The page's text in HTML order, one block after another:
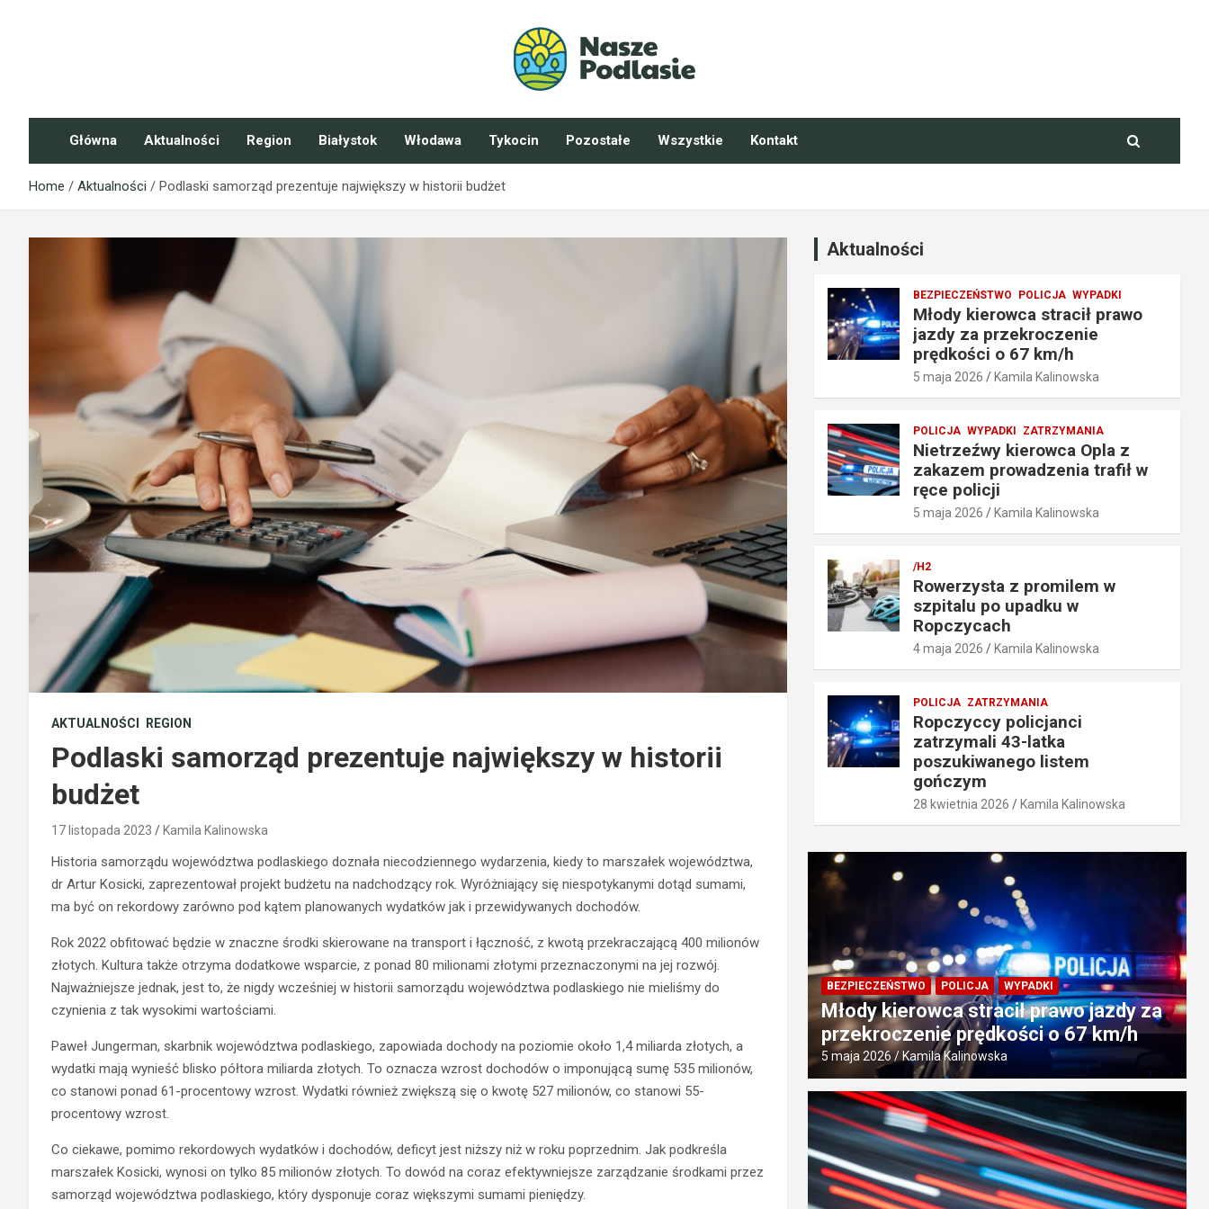
NaszePodlasie.pl
Główna Aktualności Region Białystok Włodawa Tykocin Pozostałe Wszystkie Kontakt
Home Aktualności Podlaski samorząd prezentuje największy w historii budżet
AKTUALNOŚCI REGION
Podlaski samorząd prezentuje największy w historii
budżet
17 listopada 2023 Kamila Kalinowska
Historia samorządu województwa podlaskiego doznała niecodziennego wydarzenia, kiedy to marszałek województwa,
dr Artur Kosicki, zaprezentował projekt budżetu na nadchodzący rok. Wyróżniający się niespotykanymi dotąd sumami,
ma być on rekordowy zarówno pod kątem planowanych wydatków jak i przewidywanych dochodów.
Rok 2022 obfitować będzie w znaczne środki skierowane na transport i łączność, z kwotą przekraczającą 400 milionów
złotych. Kultura także otrzyma dodatkowe wsparcie, z ponad 80 milionami złotymi przeznaczonymi na jej rozwój.
Najważniejsze jednak, jest to, że nigdy wcześniej w historii samorządu województwa podlaskiego nie mieliśmy do
czynienia z tak wysokimi wartościami.
Paweł Jungerman, skarbnik województwa podlaskiego, zapowiada dochody na poziomie około 1,4 miliarda złotych, a
wydatki mają wynieść blisko półtora miliarda złotych. To oznacza wzrost dochodów o imponującą sumę 535 milionów,
co stanowi ponad 61-procentowy wzrost. Wydatki również zwiększą się o kwotę 527 milionów, co stanowi 55-
procentowy wzrost.
Co ciekawe, pomimo rekordowych wydatków i dochodów, deficyt jest niższy niż w roku poprzednim. Jak podkreśla
marszałek Kosicki, wynosi on tylko 85 milionów złotych. To dowód na coraz efektywniejsze zarządzanie środkami przez
samorząd województwa podlaskiego, który dysponuje coraz większymi sumami pieniędzy.
Aktualności
BEZPIECZEŃSTWO POLICJA WYPADKI
Młody kierowca stracił prawo
jazdy za przekroczenie
prędkości o 67 km/h
5 maja 2026 Kamila Kalinowska
POLICJA WYPADKI ZATRZYMANIA
Nietrzeźwy kierowca Opla z
zakazem prowadzenia trafił w
ręce policji
5 maja 2026 Kamila Kalinowska
/H2
Rowerzysta z promilem w
szpitalu po upadku w
Ropczycach
4 maja 2026 Kamila Kalinowska
POLICJA ZATRZYMANIA
Ropczyccy policjanci
zatrzymali 43-latka
poszukiwanego listem
gończym
28 kwietnia 2026 Kamila Kalinowska
BEZPIECZEŃSTWO POLICJA WYPADKI
Młody kierowca stracił prawo jazdy za
przekroczenie prędkości o 67 km/h
5 maja 2026 Kamila Kalinowska